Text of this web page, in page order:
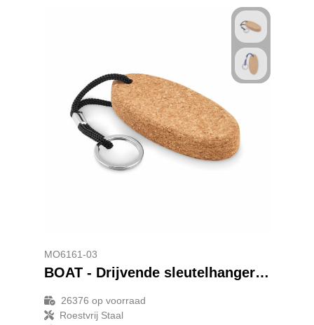
MO6161-03
BOAT - Drijvende sleutelhanger kurk
26376 op voorraad
Roestvrij Staal